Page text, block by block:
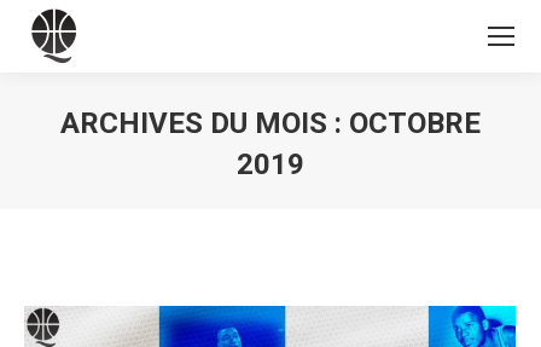
ARCHIVES DU MOIS : OCTOBRE
2019